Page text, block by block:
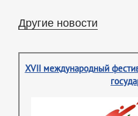
Другие новости
XVII международный